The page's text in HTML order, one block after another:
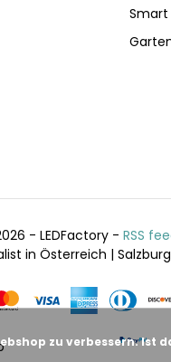
- LEDFactory - RSS
in Österreich | Salzburg
zu verbessern. Ist